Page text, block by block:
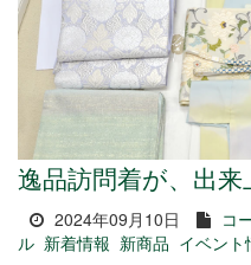
逸品訪問着が、出来
2024年09月10日 コ
ル 新着情報 新商品 イベント